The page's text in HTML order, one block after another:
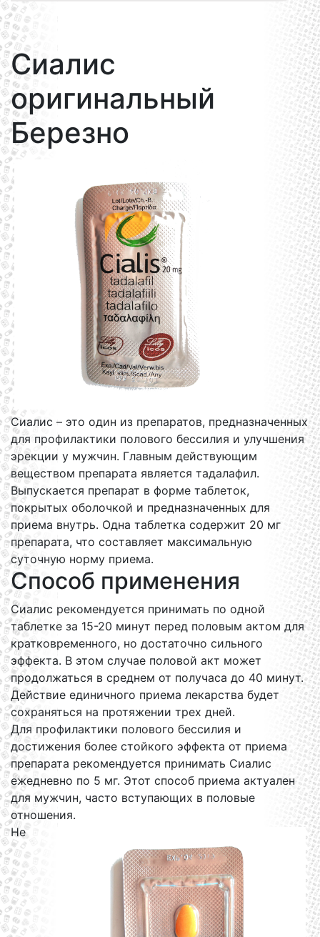
Сиалис
оригинальный
Березно
Сиалис – это один из препаратов, предназначенных
для профилактики полового бессилия и улучшения
эрекции у мужчин. Главным действующим
веществом препарата является тадалафил.
Выпускается препарат в форме таблеток,
покрытых оболочкой и предназначенных для
приема внутрь. Одна таблетка содержит 20 мг
препарата, что составляет максимальную
суточную норму приема.
Способ применения
Сиалис рекомендуется принимать по одной
таблетке за 15-20 минут перед половым актом для
кратковременного, но достаточно сильного
эффекта. В этом случае половой акт может
продолжаться в среднем от получаса до 40 минут.
Действие единичного приема лекарства будет
сохраняться на протяжении трех дней.
Для профилактики полового бессилия и
достижения более стойкого эффекта от приема
препарата рекомендуется принимать Сиалис
ежедневно по 5 мг. Этот способ приема актуален
для мужчин, часто вступающих в половые
отношения.
Не